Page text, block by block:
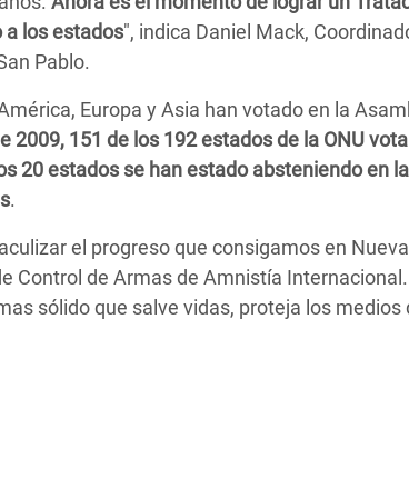
a los estados", indica Daniel Mack,
Pablo.
Europa y Asia han votado en la
2009, 151 de los 192 estados de la ONU
20 estados se han estado absteniendo en
.
el progreso que consigamos en
Control de Armas de Amnistía Internacional.
sólido que salve vidas, proteja los medios